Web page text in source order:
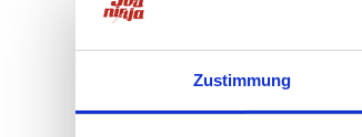
Zustimmung